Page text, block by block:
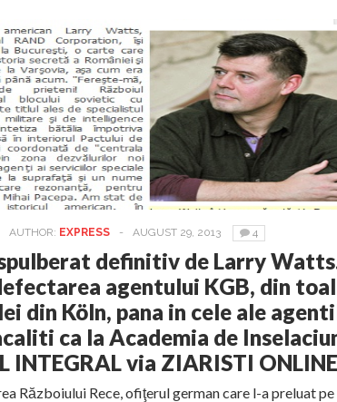
AUTHOR: EXPRESS - AUGUST 29, 2013 4
definitiv de Larry
agentului KGB, din
din Köln, pana in cele ale
ca la Academia de
INTEGRAL via ZIARISTI ONLINE
Războiului Rece, ofiţerul german care l-a preluat